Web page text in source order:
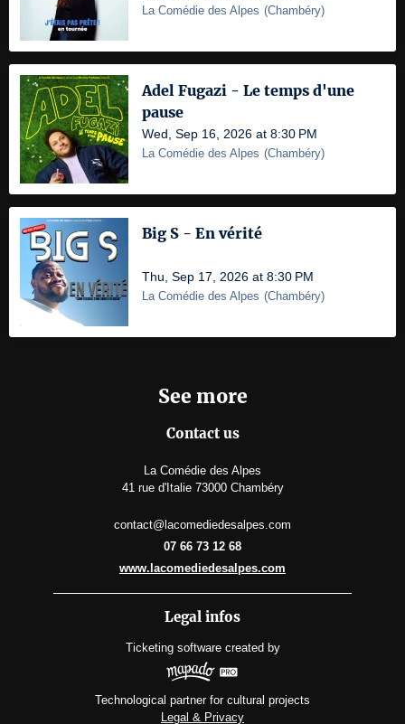
La Comédie des Alpes (Chambéry)
Adel Fugazi - Le temps d'une
pause
Wed, Sep 16, 2026 at 8:30 PM
La Comédie des Alpes (Chambéry)
Big S - En vérité
Thu, Sep 17, 2026 at 8:30 PM
La Comédie des Alpes (Chambéry)
See more
Contact us
La Comédie des Alpes
41 rue d'Italie 73000 Chambéry
contact@lacomediedesalpes.com
07 66 73 12 68
www.lacomediedesalpes.com
Legal infos
Ticketing software created by
Technological partner for cultural projects
Legal & Privacy